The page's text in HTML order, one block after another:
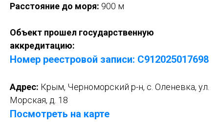
Расстояние до моря: 900 м
Объект прошел государственную
аккредитацию:
Номер реестровой записи: С912025017698
Адрес: Крым, Черноморский р-н, с. Оленевка, ул.
Морская, д. 18
Посмотреть на карте